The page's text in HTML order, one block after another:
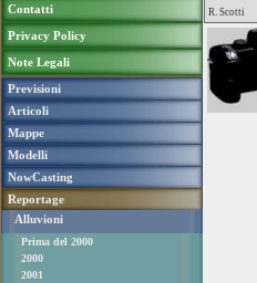
Contatti
Privacy Policy
Note Legali
Previsioni
Articoli
Mappe
Modelli
NowCasting
Reportage
Alluvioni
Prima del 2000
2000
2001
R. Scotti